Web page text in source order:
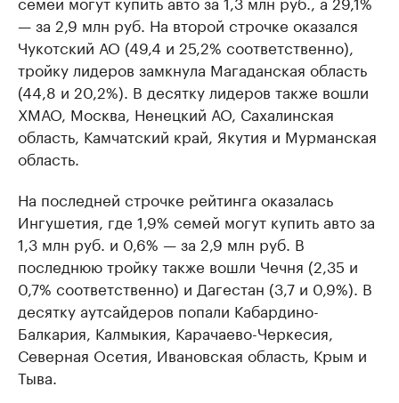
— за 2,9 млн руб. На второй строчке оказался
Чукотский АО (49,4 и 25,2% соответственно),
тройку лидеров замкнула Магаданская область
(44,8 и 20,2%). В десятку лидеров также вошли
ХМАО, Москва, Ненецкий АО, Сахалинская
область, Камчатский край, Якутия и Мурманская
область.
На последней строчке рейтинга оказалась
Ингушетия, где 1,9% семей могут купить авто за
1,3 млн руб. и 0,6% — за 2,9 млн руб. В
последнюю тройку также вошли Чечня (2,35 и
0,7% соответственно) и Дагестан (3,7 и 0,9%). В
десятку аутсайдеров попали Кабардино-
Балкария, Калмыкия, Карачаево-Черкесия,
Северная Осетия, Ивановская область, Крым и
Тыва.